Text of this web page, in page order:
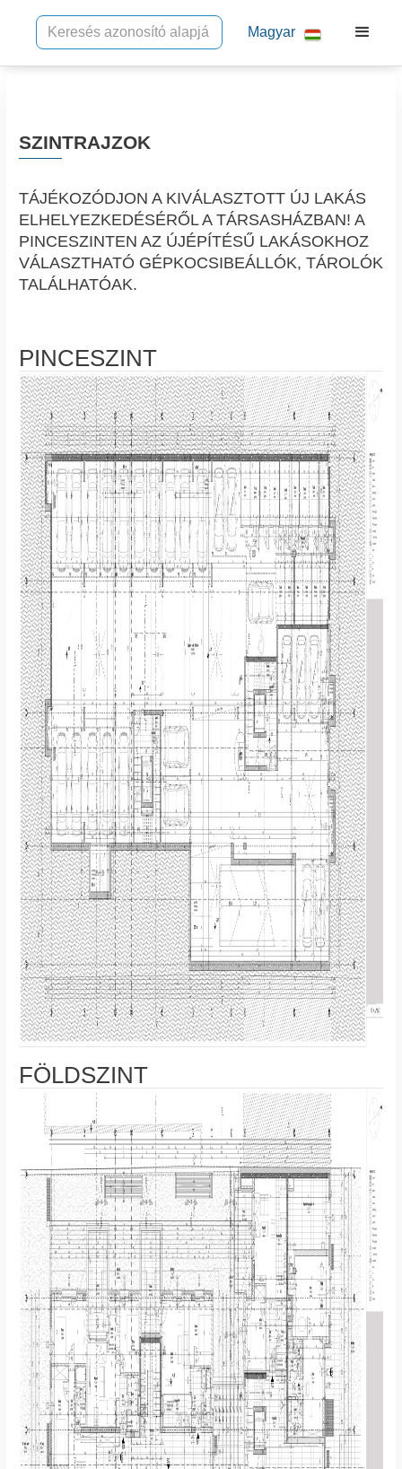
Magyar
SZINTRAJZOK
TÁJÉKOZÓDJON A KIVÁLASZTOTT ÚJ LAKÁS
ELHELYEZKEDÉSÉRŐL A TÁRSASHÁZBAN! A
PINCESZINTEN AZ ÚJÉPÍTÉSŰ LAKÁSOKHOZ
VÁLASZTHATÓ GÉPKOCSIBEÁLLÓK, TÁROLÓK
TALÁLHATÓAK.
PINCESZINT
FÖLDSZINT